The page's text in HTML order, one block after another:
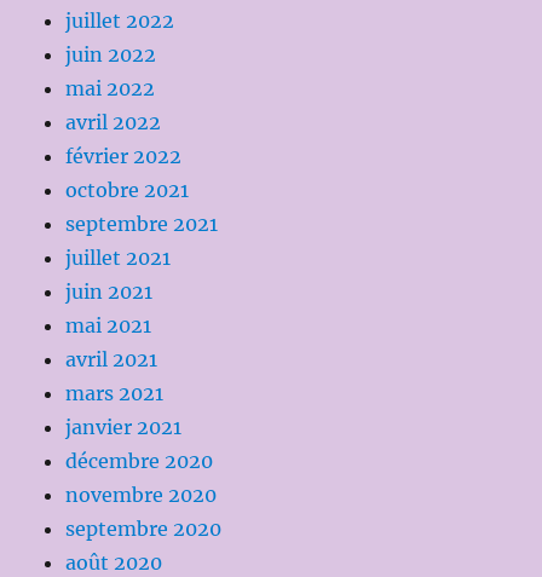
juillet 2022
juin 2022
mai 2022
avril 2022
février 2022
octobre 2021
septembre 2021
juillet 2021
juin 2021
mai 2021
avril 2021
mars 2021
janvier 2021
décembre 2020
novembre 2020
septembre 2020
août 2020